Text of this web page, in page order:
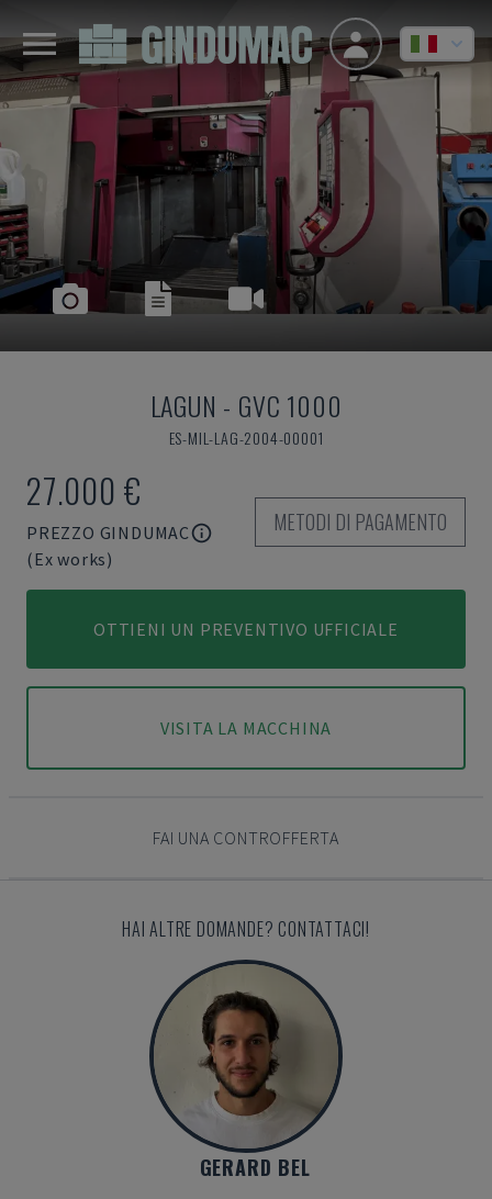
LAGUN - GVC 1000
ES-MIL-LAG-2004-00001
27.000 €
PREZZO GINDUMAC
(Ex works)
METODI DI PAGAMENTO
OTTIENI UN PREVENTIVO UFFICIALE
VISITA LA MACCHINA
FAI UNA CONTROFFERTA
HAI ALTRE DOMANDE? CONTATTACI!
GERARD BEL